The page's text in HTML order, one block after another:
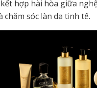
hợp hài hòa giữa
chăm sóc làn da tinh tế.